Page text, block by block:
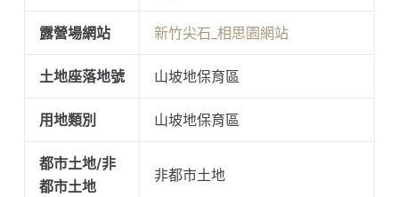
露營場網站 新竹尖石_相思園網站
土地座落地號 山坡地保育區
用地類別 山坡地保育區
都市土地/非
都市土地
非都市土地